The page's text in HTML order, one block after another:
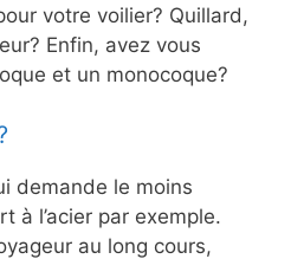
votre voilier? Quillard,
Enfin, avez vous
et un monocoque?
demande le moins
à l’acier par exemple.
au long cours,